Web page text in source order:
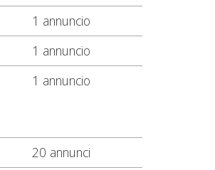
1 annuncio
1 annuncio
1 annuncio
20 annunci